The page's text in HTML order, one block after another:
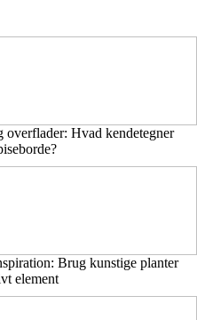
overflader: Hvad kendetegner
Brug kunstige planter
element